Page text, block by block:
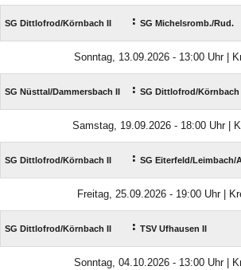
SG Dittlofrod/​Körnbach II : SG Michelsromb./​Rud.
Sonntag, 13.09.2026 - 13:00 Uhr |
SG Nüsttal/​Dammersbach II : SG Dittlofrod/​Körnbach II
Samstag, 19.09.2026 - 18:00 Uhr |
SG Dittlofrod/​Körnbach II : SG Eiterfeld/​Leimbach/​
Freitag, 25.09.2026 - 19:00 Uhr |
SG Dittlofrod/​Körnbach II : TSV Ufhausen II
Sonntag, 04.10.2026 - 13:00 Uhr |